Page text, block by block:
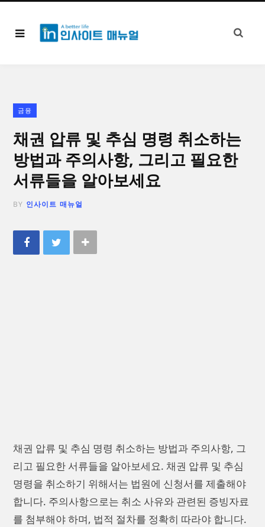
금융
채권 압류 및 추심 명령 취소하는
방법과 주의사항, 그리고 필요한
서류들을 알아보세요
BY 인사이트 매뉴얼
채권 압류 및 추심 명령 취소하는 방법과 주의사항, 그
리고 필요한 서류들을 알아보세요. 채권 압류 및 추심
명령을 취소하기 위해서는 법원에 신청서를 제출해야
합니다. 주의사항으로는 취소 사유와 관련된 증빙자료
를 첨부해야 하며, 법적 절차를 정확히 따라야 합니다.